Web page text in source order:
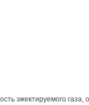
эжектируемого газа,